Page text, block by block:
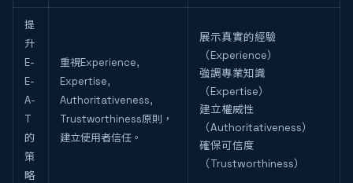
提
升
E-
E-
A-
T
的
策
略
重視Experience,
Expertise,
Authoritativeness,
Trustworthiness原則，
建立使用者信任。
展示真實的經驗
（Experience）
強調專業知識
（Expertise）
建立權威性
（Authoritativeness）
確保可信度
（Trustworthiness）